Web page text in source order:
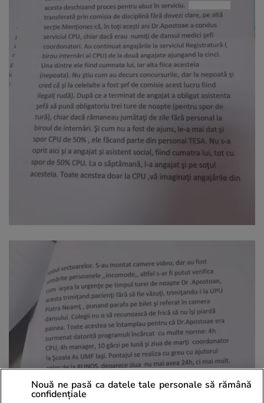
Nouă ne pasă ca datele tale personale să rămână
confidențiale